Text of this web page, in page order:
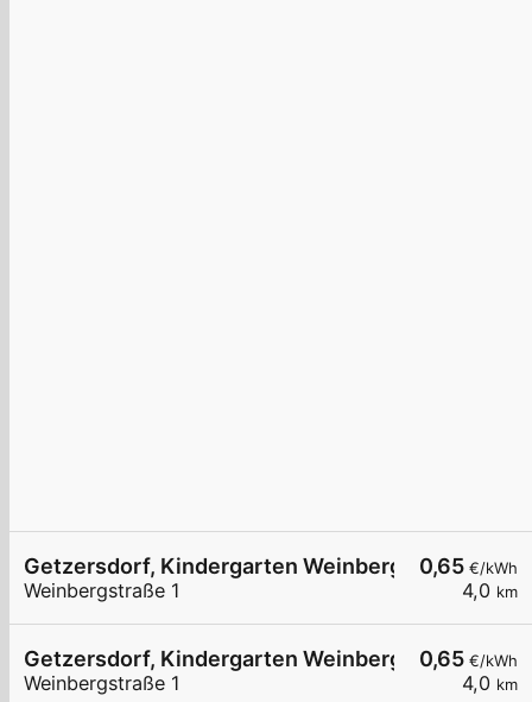
0,65 €/kWh
4,0 km
Getzersdorf, Kindergarten Weinbergstr.
Weinbergstraße 1
0,65 €/kWh
4,0 km
Getzersdorf, Kindergarten Weinbergstr.
Weinbergstraße 1